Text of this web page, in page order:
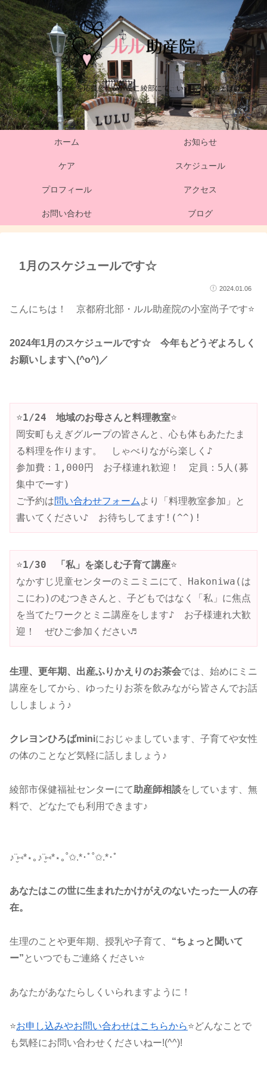
そのままのあなたを応援したい。ここ綾部にて、いつも女性のそばにい
ます。
ホーム お知らせ
ケア スケジュール
プロフィール アクセス
お問い合わせ ブログ
1月のスケジュールです☆
2024.01.06
こんにちは！ 京都府北部・ルル助産院の小室尚子です⭐
2024年1月のスケジュールです☆
今年もどうぞよろしく
お願いします＼(^o^)／
⭐1/24　地域のお母さんと料理教室⭐
岡安町もえぎグループの皆さんと、心も体もあたたま
る料理を作ります。　しゃべりながら楽しく♪
参加費：1,000円　お子様連れ歓迎！　定員：5人(募
集中でーす)
ご予約は問い合わせフォーム より「料理教室参加」と
書いてください♪　お待ちしてます!(^^)!
⭐1/30　「私」を楽しむ子育て講座⭐
なかすじ児童センターのミニミニにて、Hakoniwa(は
こにわ)のむつきさんと、子どもではなく「私」に焦点
を当てたワークとミニ講座をします♪　お子様連れ大歓
迎！　ぜひご参加ください♬
生理、更年期、出産ふりかえりのお茶会では、始めにミニ
講座をしてから、ゆったりお茶を飲みながら皆さんでお話
ししましょう♪
クレヨンひろばminiにおじゃましています、子育てや女性
の体のことなど気軽に話しましょう♪
綾部市保健福祉センターにて助産師相談をしています、無
料で、どなたでも利用できます♪
♪¨̮⑅*⋆｡♪¨̮⑅*⋆｡˚✩.*･ﾟ˚✩.*･ﾟ
あなたはこの世に生まれたかけがえのないたった一人の存
在。
生理のことや更年期、授乳や子育て、 “ちょっと聞いて
ー” といつでもご連絡ください⭐
あなたがあなたらしくいられますように！
⭐お申し込みやお問い合わせはこちらから⭐どんなことで
も気軽にお問い合わせくださいねー!(^^)!